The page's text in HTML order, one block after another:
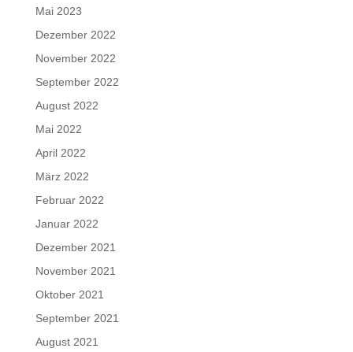
Mai 2023
Dezember 2022
November 2022
September 2022
August 2022
Mai 2022
April 2022
März 2022
Februar 2022
Januar 2022
Dezember 2021
November 2021
Oktober 2021
September 2021
August 2021